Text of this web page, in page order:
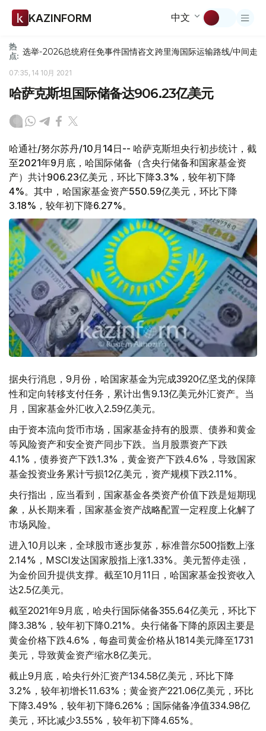
KAZINFORM 中文
热
点: 选举-2026总统府任免事件国情咨文跨里海国际运输路线/中间走廊
07:35, 14 10月 2021
哈萨克斯坦国际储备达906.23亿美元
哈通社/努尔苏丹/10月14日-- 哈萨克斯坦央行初步统计，截
至2021年9月底，哈国际储备（含央行储备和国家基金资
产）共计906.23亿美元，环比下降3.3%，较年初下降
4%。其中，哈国家基金资产550.59亿美元，环比下降
3.18%，较年初下降6.27%。
据央行消息，9月份，哈国家基金为完成3920亿坚戈的保障
性和定向转移支付任务，累计出售9.13亿美元外汇资产。当
月，国家基金外汇收入2.59亿美元。
由于资本流向货币市场，国家基金持有的股票、债券和黄金
等风险资产和安全资产同步下跌。当月股票资产下跌
4.1%，债券资产下跌1.3%，黄金资产下跌4.6%，导致国家
基金投资业务累计亏损12亿美元，资产规模下跌2.11%。
央行指出，应当看到，国家基金各类资产价值下跌是短期现
象，从长期来看，国家基金资产战略配置一定程度上化解了
市场风险。
进入10月以来，全球股市逐步复苏，标准普尔500指数上涨
2.14%，MSCI发达国家股指上涨1.33%。美元暂停走强，
为金价回升提供支撑。截至10月11日，哈国家基金投资收入
达2.5亿美元。
截至2021年9月底，哈央行国际储备355.64亿美元，环比下
降3.38%，较年初下降0.21%。央行储备下降的原因主要是
黄金价格下跌4.6%，每盎司黄金价格从1814美元降至1731
美元，导致黄金资产缩水8亿美元。
截止9月底，哈央行外汇资产134.58亿美元，环比下降
3.2%，较年初增长11.63%；黄金资产221.06亿美元，环比
下降3.49%，较年初下降6.26%；国际储备净值334.98亿
美元，环比减少3.55%，较年初下降4.65%。